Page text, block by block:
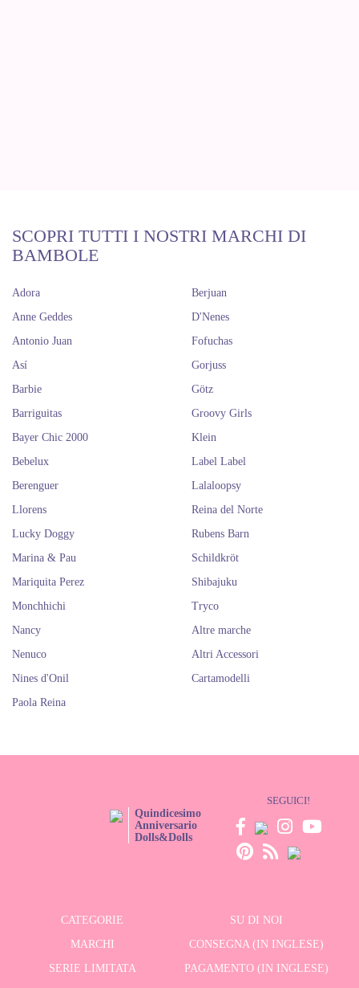
SCOPRI TUTTI I NOSTRI MARCHI DI
BAMBOLE
Adora
Anne Geddes
Antonio Juan
Así
Barbie
Barriguitas
Bayer Chic 2000
Bebelux
Berenguer
Berjuan
D'Nenes
Fofuchas
Gorjuss
Götz
Groovy Girls
Klein
Label Label
Lalaloopsy
Llorens
Lucky Doggy
Marina & Pau
Mariquita Perez
Monchhichi
Nancy
Nenuco
Nines d'Onil
Paola Reina
Reina del Norte
Rubens Barn
Schildkröt
Shibajuku
Tryco
Altre marche
Altri Accessori
Cartamodelli
Quindicesimo
Anniversario
Dolls&Dolls
SEGUICI!
CATEGORIE
SU DI NOI
MARCHI
CONSEGNA (IN INGLESE)
SERIE LIMITATA
PAGAMENTO (IN INGLESE)